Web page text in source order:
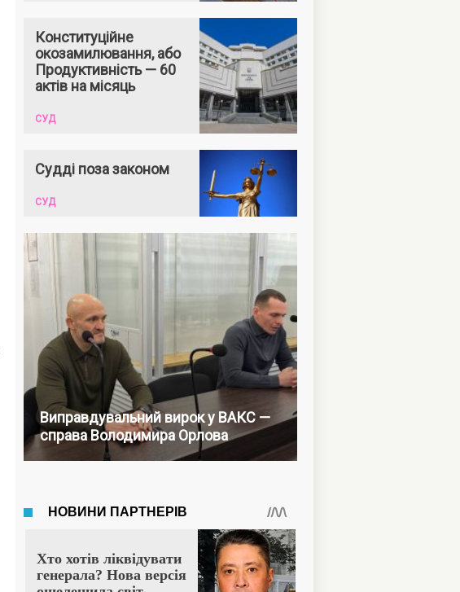
Конституційне
окозамилювання, або
Продуктивність — 60
актів на місяць
СУД
Судді поза законом
СУД
Виправдувальний вирок у ВАКС —
справа Володимира Орлова